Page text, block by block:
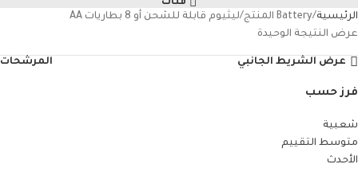
الرئيسية Battery المنتج
ليثيوم قابلة للشحن أو 8 بطاريات AA
عرض النتيجة الوحيدة
عرض الشريط الجانبي المرشحات
فرز حسب
شعبية
متوسط التقييم
الأحدث